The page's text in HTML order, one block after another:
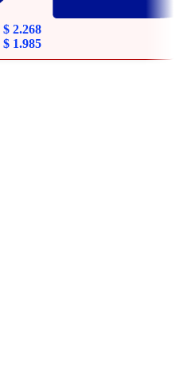
$2.268
$1.985